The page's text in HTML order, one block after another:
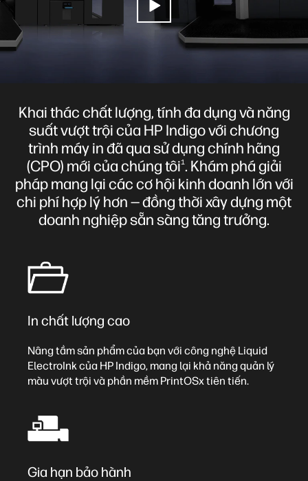
Khai thác chất lượng, tính đa dụng và năng
suất vượt trội của HP Indigo với chương
trình máy in đã qua sử dụng chính hãng
(CPO) mới của chúng tôi1. Khám phá giải
pháp mang lại các cơ hội kinh doanh lớn với
chi phí hợp lý hơn — đồng thời xây dựng một
doanh nghiệp sẵn sàng tăng trưởng.
In chất lượng cao
Nâng tầm sản phẩm của bạn với công nghệ Liquid
ElectroInk của HP Indigo, mang lại khả năng quản lý
màu vượt trội và phần mềm PrintOSx tiên tiến.
Gia hạn bảo hành